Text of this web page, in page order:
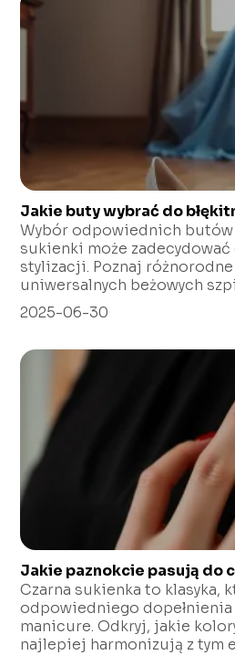
Jakie buty wybrać do
Wybór odpowiednich butów
sukienki może zadecydować
stylizacji. Poznaj
uniwersalnych beżowych
2025-06-30
Jakie paznokcie pasują do
Czarna sukienka to klasyka,
odpowiedniego
manicure. Odkryj, jakie
najlepiej harmonizują z tym